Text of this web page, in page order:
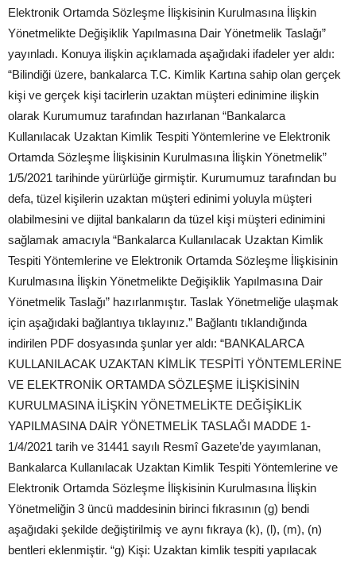
Elektronik Ortamda Sözleşme İlişkisinin Kurulmasına İlişkin
Yönetmelikte Değişiklik Yapılmasına Dair Yönetmelik Taslağı”
yayınladı. Konuya ilişkin açıklamada aşağıdaki ifadeler yer aldı:
“Bilindiği üzere, bankalarca T.C. Kimlik Kartına sahip olan gerçek
kişi ve gerçek kişi tacirlerin uzaktan müşteri edinimine ilişkin
olarak Kurumumuz tarafından hazırlanan “Bankalarca
Kullanılacak Uzaktan Kimlik Tespiti Yöntemlerine ve Elektronik
Ortamda Sözleşme İlişkisinin Kurulmasına İlişkin Yönetmelik”
1/5/2021 tarihinde yürürlüğe girmiştir. Kurumumuz tarafından bu
defa, tüzel kişilerin uzaktan müşteri edinimi yoluyla müşteri
olabilmesini ve dijital bankaların da tüzel kişi müşteri edinimini
sağlamak amacıyla “Bankalarca Kullanılacak Uzaktan Kimlik
Tespiti Yöntemlerine ve Elektronik Ortamda Sözleşme İlişkisinin
Kurulmasına İlişkin Yönetmelikte Değişiklik Yapılmasına Dair
Yönetmelik Taslağı” hazırlanmıştır. Taslak Yönetmeliğe ulaşmak
için aşağıdaki bağlantıya tıklayınız.” Bağlantı tıklandığında
indirilen PDF dosyasında şunlar yer aldı: “BANKALARCA
KULLANILACAK UZAKTAN KİMLİK TESPİTİ YÖNTEMLERİNE
VE ELEKTRONİK ORTAMDA SÖZLEŞME İLİŞKİSİNİN
KURULMASINA İLİŞKİN YÖNETMELİKTE DEĞİŞİKLİK
YAPILMASINA DAİR YÖNETMELİK TASLAĞI MADDE 1-
1/4/2021 tarih ve 31441 sayılı Resmî Gazete’de yayımlanan,
Bankalarca Kullanılacak Uzaktan Kimlik Tespiti Yöntemlerine ve
Elektronik Ortamda Sözleşme İlişkisinin Kurulmasına İlişkin
Yönetmeliğin 3 üncü maddesinin birinci fıkrasının (g) bendi
aşağıdaki şekilde değiştirilmiş ve aynı fıkraya (k), (l), (m), (n)
bentleri eklenmiştir. “g) Kişi: Uzaktan kimlik tespiti yapılacak